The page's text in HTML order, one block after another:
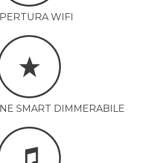
WIFI
SMART DIMMERABILE